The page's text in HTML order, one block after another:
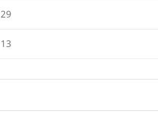
29
13